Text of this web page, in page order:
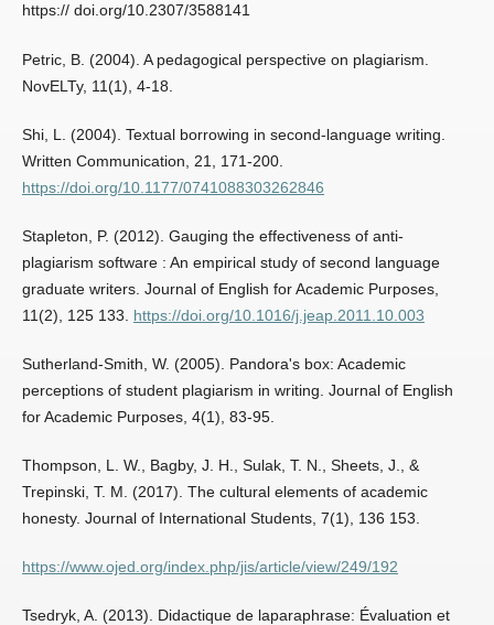
https:// doi.org/10.2307/3588141
Petric, B. (2004). A pedagogical perspective on plagiarism.
NovELTy, 11(1), 4-18.
Shi, L. (2004). Textual borrowing in second-language writing.
Written Communication, 21, 171-200.
https://doi.org/10.1177/0741088303262846
Stapleton, P. (2012). Gauging the effectiveness of anti-
plagiarism software : An empirical study of second language
graduate writers. Journal of English for Academic Purposes,
11(2), 125 133. https://doi.org/10.1016/j.jeap.2011.10.003
Sutherland-Smith, W. (2005). Pandora's box: Academic
perceptions of student plagiarism in writing. Journal of English
for Academic Purposes, 4(1), 83-95.
Thompson, L. W., Bagby, J. H., Sulak, T. N., Sheets, J., &
Trepinski, T. M. (2017). The cultural elements of academic
honesty. Journal of International Students, 7(1), 136 153.
https://www.ojed.org/index.php/jis/article/view/249/192
Tsedryk, A. (2013). Didactique de laparaphrase: Évaluation et